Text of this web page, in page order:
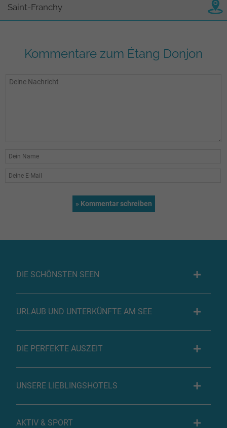
Saint-Franchy
Kommentare zum Étang Donjon
DIE SCHÖNSTEN SEEN
URLAUB UND UNTERKÜNFTE AM SEE
DIE PERFEKTE AUSZEIT
UNSERE LIEBLINGSHOTELS
AKTIV & SPORT